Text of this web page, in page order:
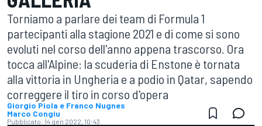
Torniamo a parlare dei team di Formula 1
partecipanti alla stagione 2021 e di come si sono
evoluti nel corso dell'anno appena trascorso. Ora
tocca all'Alpine: la scuderia di Enstone è tornata
alla vittoria in Ungheria e a podio in Qatar, sapendo
correggere il tiro in corso d'opera
Giorgio Piola e Franco Nugnes
Marco Congiu
Pubblicato: 14 gen 2022, 10:43